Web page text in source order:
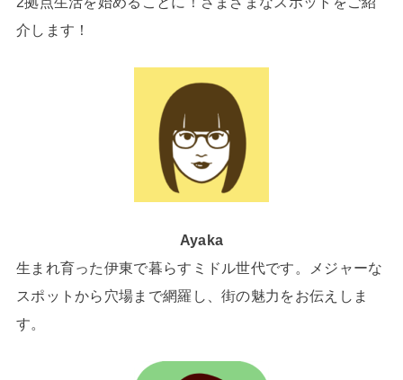
介します！
Ayaka
生まれ育った伊東で暮らすミドル世代です。メジャーな
スポットから穴場まで網羅し、街の魅力をお伝えしま
す。